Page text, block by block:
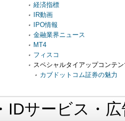
経済指標
IR動画
IPO情報
金融業界ニュース
MT4
フィスコ
スペシャルタイアップコンテ
カブドットコム証券の魅力
IDサービス・